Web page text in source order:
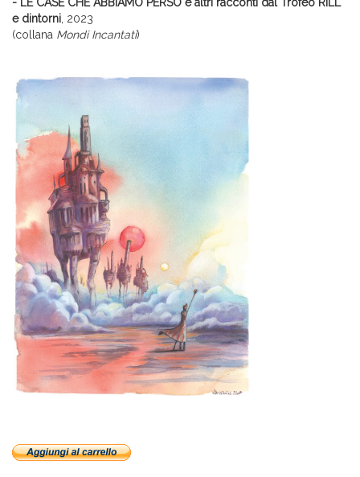
e dintorni , 2023
(collana Mondi Incantati)